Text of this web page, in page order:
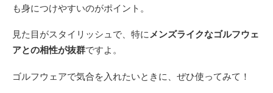
も身につけやすいのがポイント。
見た目がスタイリッシュで、特にメンズライクなゴルフウェ
アとの相性が抜群ですよ。
ゴルフウェアで気合を入れたいときに、ぜひ使ってみて！